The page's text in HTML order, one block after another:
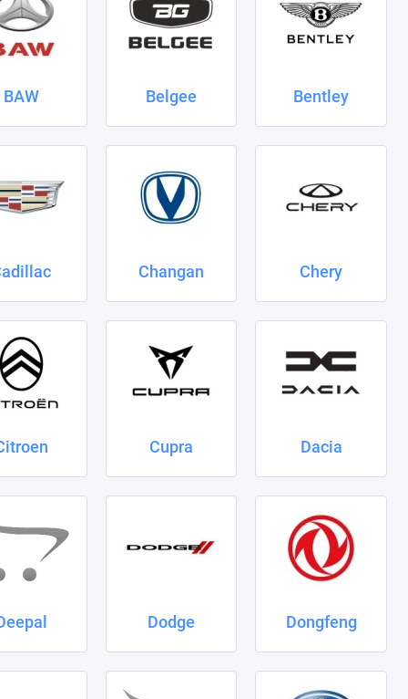
BAW Belgee Bentley
Changan Chery
Cupra Dacia
Dodge Dongfeng